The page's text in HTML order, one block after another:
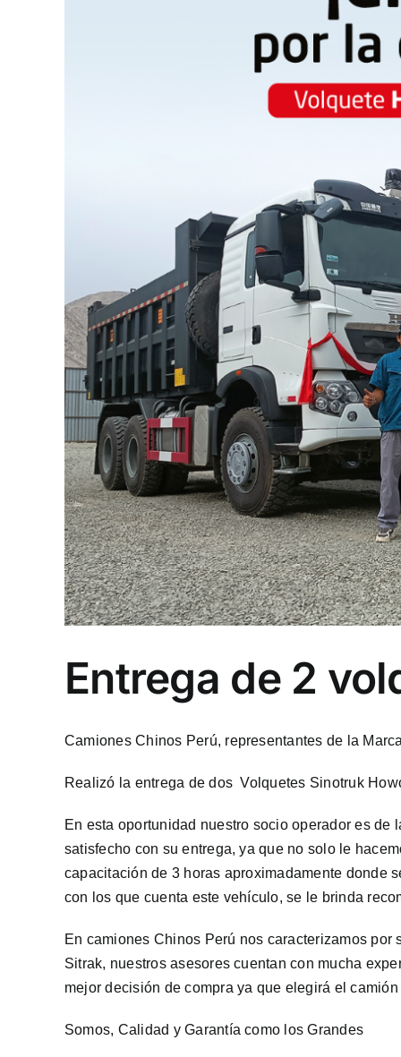
Entrega de 2
Camiones Chinos Perú, representantes de la
Realizó la entrega de dos Volquetes Sinotruk
En esta oportunidad nuestro socio operador es de
satisfecho con su entrega, ya que no solo le
capacitación de 3 horas aproximadamente donde
con los que cuenta este vehículo, se le brinda
En camiones Chinos Perú nos caracterizamos
Sitrak, nuestros asesores cuentan con mucha
mejor decisión de compra ya que elegirá el
Somos, Calidad y Garantía como los Grandes